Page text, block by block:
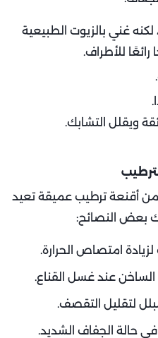
لكنه غني بالزيوت الطبيعية
للأطراف.
ويقلل التشابك.
أقنعة ترطيب عميقة تعيد
بعض النصائح:
امتصاص الحرارة.
الساخن عند غسل القناع.
لتقليل التقصف.
حالة الجفاف الشديد.